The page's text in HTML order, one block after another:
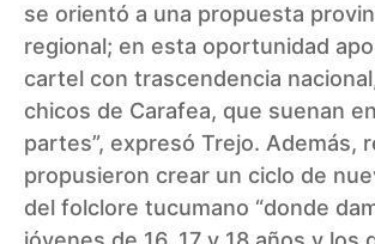
se orientó a una propuesta
regional; en esta oportunidad
cartel con trascendencia
chicos de Carafea, que suenan
partes”, expresó Trejo. Además,
propusieron crear un ciclo de
del folclore tucumano “donde